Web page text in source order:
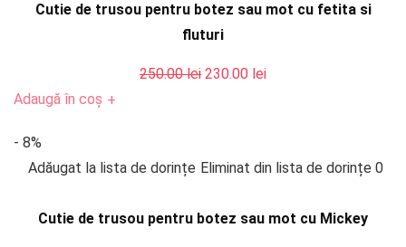
Cutie de trusou pentru botez sau mot cu fetita si
fluturi
250.00lei Prețul
250.00 lei.
230.00 leiPrețul
Adaugă în coș +
- 8%
Adăugat la lista de dorințe Eliminat din lista de dorințe 0
Cutie de trusou pentru botez sau mot cu Mickey